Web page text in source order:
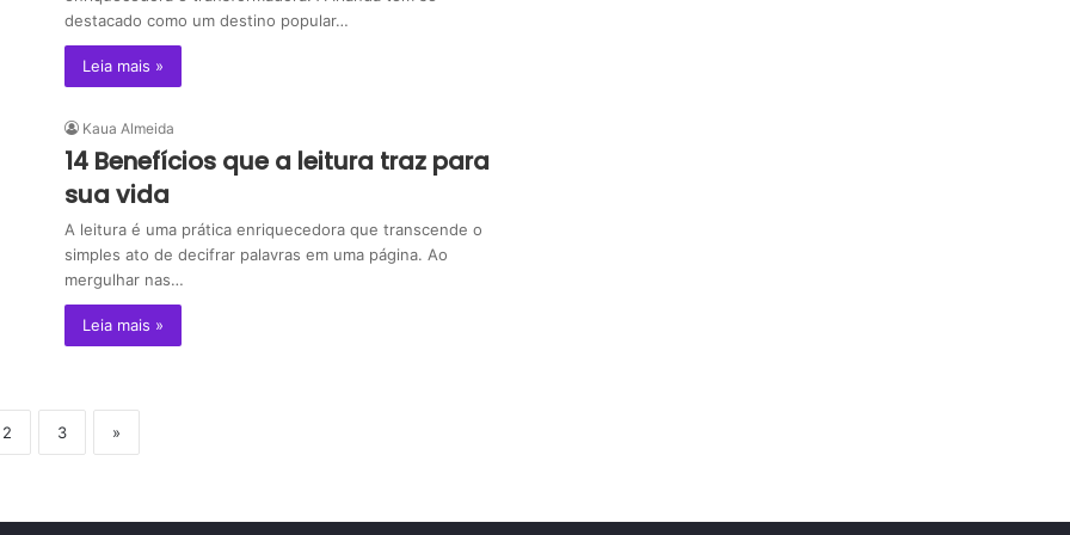
destacado como um destino popular…
Leia mais »
Kaua Almeida
14 Benefícios que a leitura traz para
sua vida
A leitura é uma prática enriquecedora que transcende o
simples ato de decifrar palavras em uma página. Ao
mergulhar nas…
Leia mais »
2 3 »